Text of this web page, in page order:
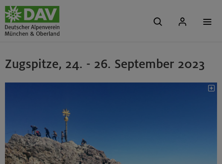
Zugspitze, 24. - 26. September 2023